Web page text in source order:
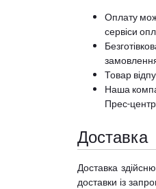
Оплату
сервіси
Товар
Наша
Прес-
Доставка
Доставка
доставки із